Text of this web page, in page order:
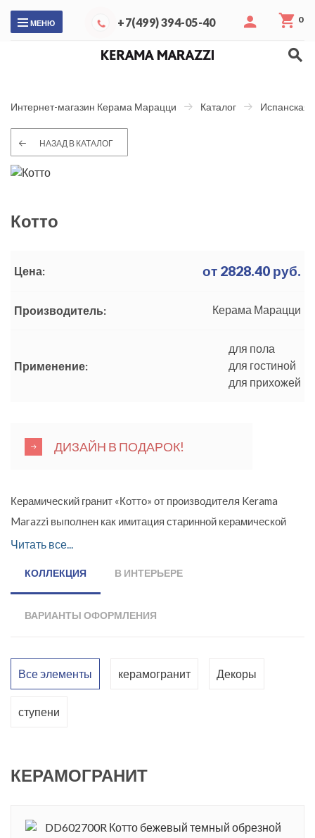
МЕНЮ +7(499) 394-05-40 0
Интернет-магазин Керама Марацци Каталог Испанская
НАЗАД В КАТАЛОГ
Котто
Цена: от 2828.40 руб.
Производитель: Керама Марацци
Применение:
для пола
для гостиной
для прихожей
ДИЗАЙН В ПОДАРОК!
Керамический гранит «Котто» от производителя Kerama
Marazzi выполнен как имитация старинной керамической
плитки «котто». В коллекции представлен матовый
Фоновые плиты крупного формата имеют размер 60х60 см.
получить визуально монолитное полотно. Элегантный и
необыкновенного комфорта и тепла. Дизайнеры компании
Читать все...
КОЛЛЕКЦИЯ В ИНТЕРЬЕРЕ
ВАРИАНТЫ ОФОРМЛЕНИЯ
Все элементы керамогранит Декоры
ступени
КЕРАМОГРАНИТ